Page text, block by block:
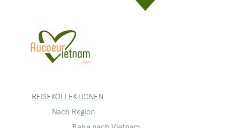
REISEKOLLEKTIONEN
Nach Region